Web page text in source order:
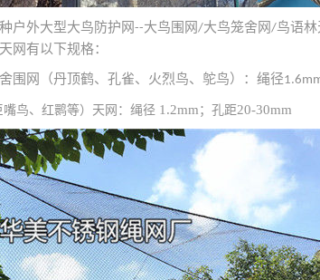
户外大型大鸟防护网--大鸟围网 /大鸟笼舍网 /鸟语
网有以下规格：
围网（丹顶鹤、孔雀、火烈鸟、鸵鸟）：绳径
鸟、红鹮等）天网：绳径 1.2mm ；孔距20-30mm